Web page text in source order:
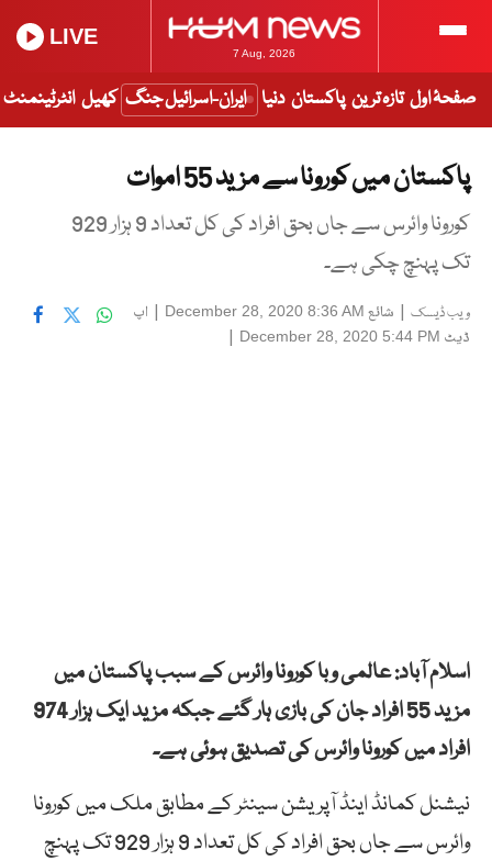
7 Aug, 2026
LIVE
صفحۂ اول تازہ ترین پاکستان دنیا ایران-اسرائیل جنگ کھیل انٹرٹینمنٹ
پاکستان میں کورونا سے مزید 55 اموات
کورونا وائرس سے جاں بحق افراد کی کل تعداد 9 ہزار 929
تک پہنچ چکی ہے۔
ویب ڈیسک | شائع December 28, 2020 8:36 AM
| اپ
ڈیٹ December 28, 2020 5:44 PM
|
اسلام آباد: عالمی وبا کورونا وائرس کے سبب پاکستان میں
مزید 55 افراد جان کی بازی ہار گئے جبکہ مزید ایک ہزار 974
افراد میں کورونا وائرس کی تصدیق ہوئی ہے۔
نیشنل کمانڈ اینڈ آپریشن سینٹر کے مطابق ملک میں کورونا
وائرس سے جاں بحق افراد کی کل تعداد 9 ہزار 929 تک پہنچ